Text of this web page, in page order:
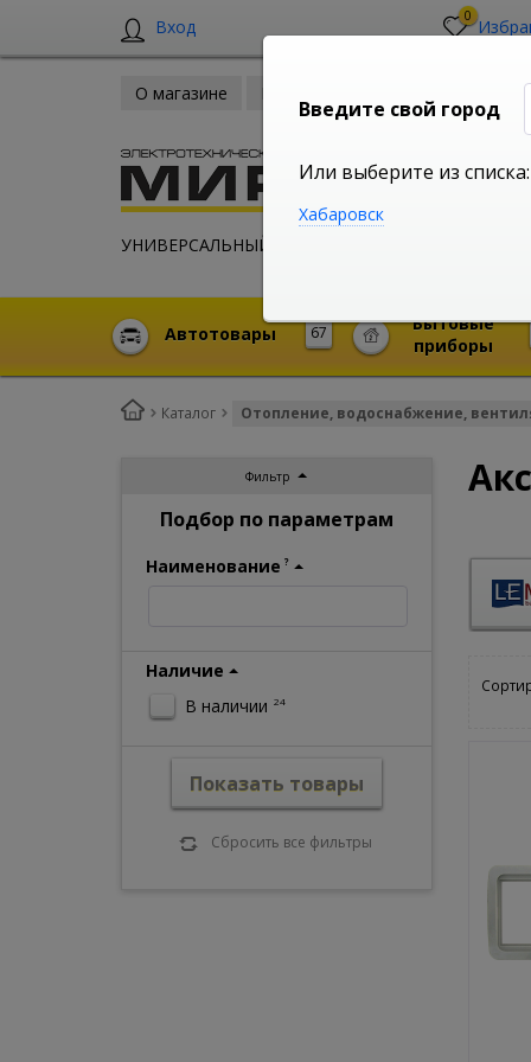
Вход 0
О магазине
УНИВЕРСАЛЬНЫЙ ИНТЕРНЕТ МАГАЗИН
67
Автотовары
Бытовые
приборы
Каталог Отопление, водоснабжение,
Фильтр
Подбор по параметрам
Наименование ?
Наличие
В наличии 24
Показать товары
Сбросить все фильтры
Введите свой город
Или выберите из списка:
Хабаровск